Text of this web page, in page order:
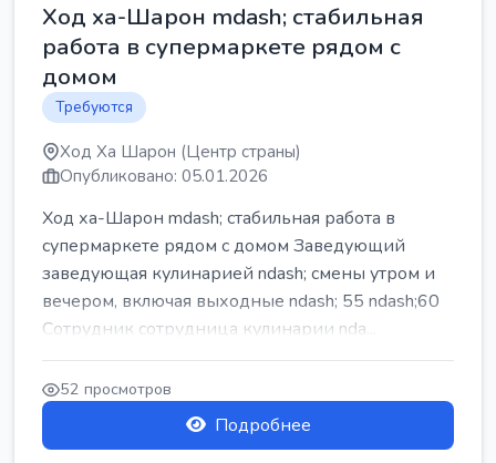
Ход ха-Шарон mdash; стабильная
работа в супермаркете рядом с
домом
Требуются
Ход Ха Шарон (Центр страны)
Опубликовано: 05.01.2026
Ход ха-Шарон mdash; стабильная работа в
супермаркете рядом с домом Заведующий
заведующая кулинарией ndash; смены утром и
вечером, включая выходные ndash; 55 ndash;60
Сотрудник сотрудница кулинарии nda...
52 просмотров
Подробнее